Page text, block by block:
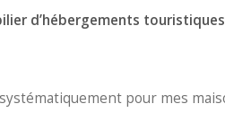
d’hébergements
pour mes